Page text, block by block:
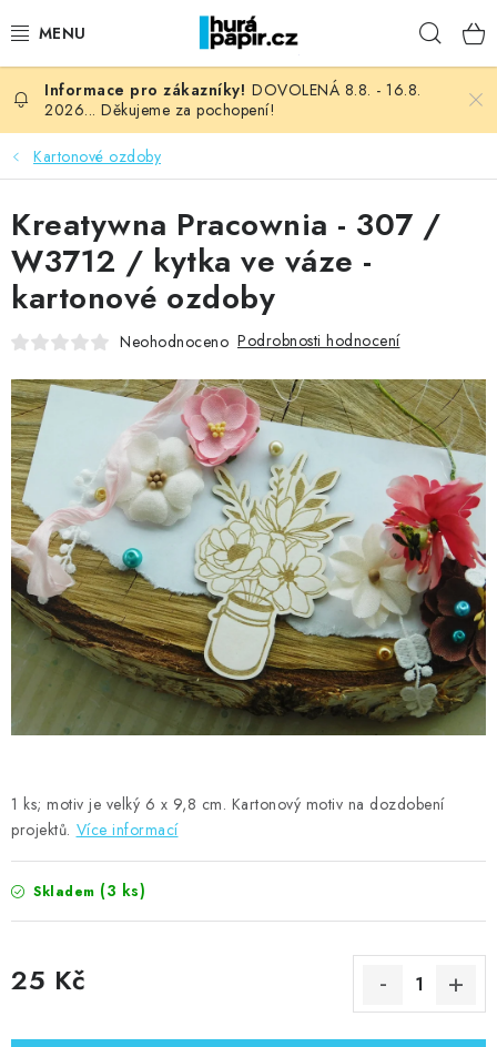
na
NOVINKY
HURÁ DÍLNA
VŠECHNO ZBOŽÍ
KNIHAŘSKÝ MATERIÁL
OBLÍBENÉ ♥️
FOTORECENZE
MOJE OBJEDNÁVKA
ZNAČKY
Doprava Kontakty Moje objednávka
Oblíbené ♥️
Hodnocení obchodu
Obchodní podmínky
Podmínky ochrany osobních údajů
Ověřování recenzí
Jak nakupovat
DOVOLENÁ 8.8. - 16.8.
2026... Děkujeme za pochopení!
Kartonové ozdoby
1 ks; motiv je velký 6 x 9,8 cm. Kartonový motiv na dozdobení
projektů. Více informací
Skladem (3 ks)
25 Kč
Kreatywna Pracownia - 307 /
W3712 / kytka ve váze -
kartonové ozdoby
Neohodnoceno Podrobnosti hodnocení